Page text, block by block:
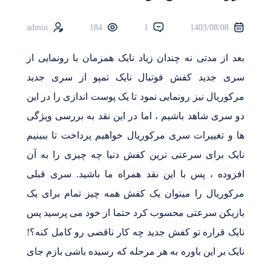
1403/08/08
1
184
بعد از مدتی نه چندان زیاد نایک همزمان با رونمایی از
سری جدید کفش فوتبال نایک تمپو از سری جدید
مرکوریال نیز رونمایی نمود تا یک پوست اندازی را در این
دو سری شاهد باشیم ، اما در این نقد به بررسی ویژگی
ها و تغییرات سری مرکوریال خواهیم پرداخت تا ببینیم
نایک برای سرعتی ترین کفش دنیا چه چیزی را به آن
افزوده ، پس با این نقد همراه ما باشید. سری قبلی
مرکوریال را میتوان یک کفش همه چیز تمام برای یک
بازیکن سرعتی محسوب کرد حتما از خود می پرسید پس
نایک قراره تو کفش جدید چه کار ناقصی رو کامل کنه؟!
نایک بر این باوره به هر مرحله که رسیده باشی بازم جای